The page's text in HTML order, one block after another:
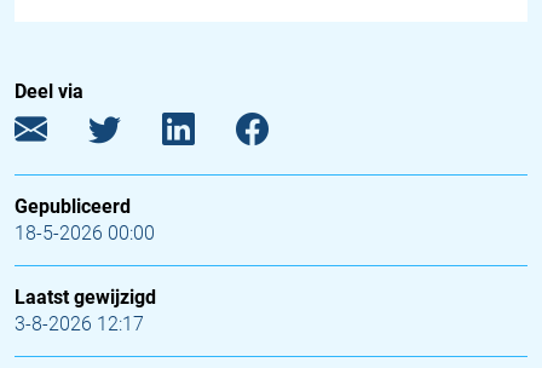
Deel via
Gepubliceerd
18-5-2026 00:00
Laatst gewijzigd
3-8-2026 12:17